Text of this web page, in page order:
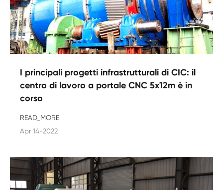
I principali progetti infrastrutturali di CIC: il
centro di lavoro a portale CNC 5x12m è in
corso
READ_MORE
Apr 14-2022